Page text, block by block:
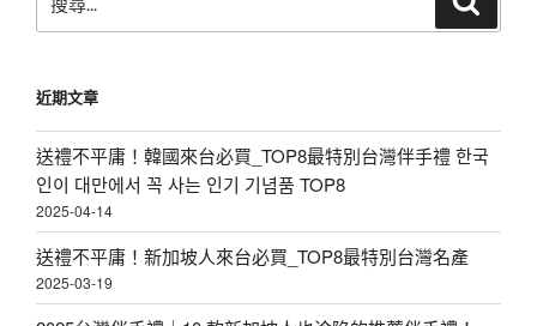
尋
字:
近期文章
送禮不平庸！韓國來台必買_TOP8最特別台灣伴手禮 한국
인이 대만에서 꼭 사는 인기 기념품 TOP8
2025-04-14
送禮不平庸！新加坡人來台必買_TOP8最特別台灣名產
2025-03-19